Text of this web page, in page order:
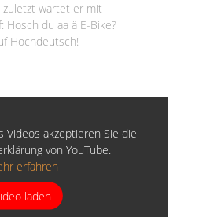
zuletzt wartet er mit
Hosch du aa ä E-Bike?
Hochdeutsch!
Videos akzeptieren Sie die
von YouTube.
erfahren
laden